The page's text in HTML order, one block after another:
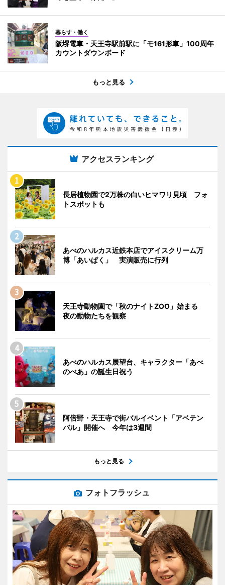
暮らす・働く
阪堺電車・天王寺駅前駅に「モ161形車」100周年
カウントダウンボード
もっと見る
アクセスランキング
長居植物園で2万株の白いヒマワリ見頃 フォ
トスポットも
あべのハルカス近鉄本店でアイスクリーム万
博「あいぱく」 実演販売に行列
天王寺動物園で「秋のナイトZOO」始まる
夜の動物たちを観察
あべのハルカス展望台、キャラクター「あべ
のべあ」の誕生日祝う
阿倍野・天王寺で街バルイベント「アベテン
バル」開催へ 今年は3週間
もっと見る
フォトフラッシュ